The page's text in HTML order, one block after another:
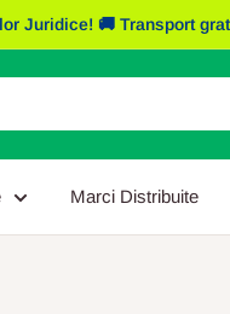
Juridice! 🚚 Transport
Marci Distribuite